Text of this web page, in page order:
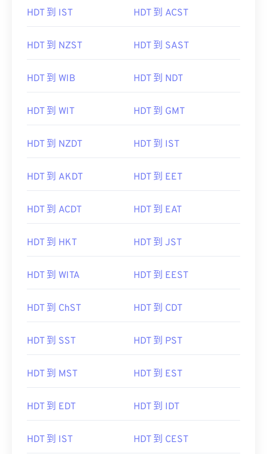
HDT 到 IST HDT 到 ACST
HDT 到 NZST HDT 到 SAST
HDT 到 WIB HDT 到 NDT
HDT 到 WIT HDT 到 GMT
HDT 到 NZDT HDT 到 IST
HDT 到 AKDT HDT 到 EET
HDT 到 ACDT HDT 到 EAT
HDT 到 HKT HDT 到 JST
HDT 到 WITA HDT 到 EEST
HDT 到 ChST HDT 到 CDT
HDT 到 SST HDT 到 PST
HDT 到 MST HDT 到 EST
HDT 到 EDT HDT 到 IDT
HDT 到 IST HDT 到 CEST